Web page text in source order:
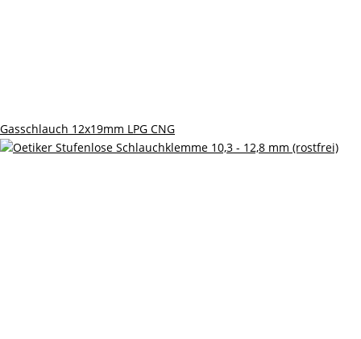
Gasschlauch 12x19mm LPG CNG